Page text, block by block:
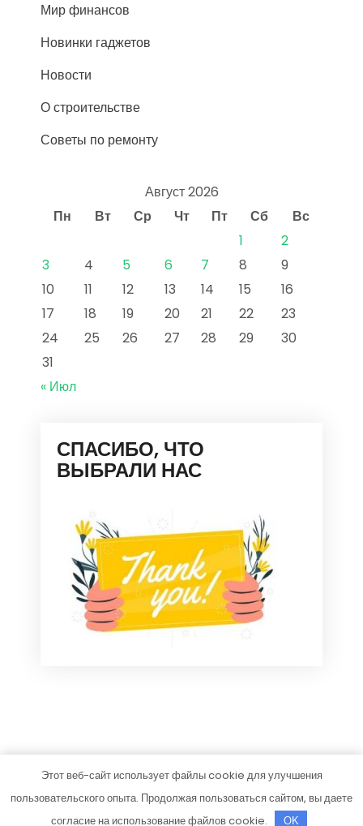
Мир финансов
Новинки гаджетов
Новости
О строительстве
Советы по ремонту
Август 2026
Пн
Вт Ср Чт Пт Сб
Вс
1
2
3
4 5 6 7 8
9
10
11 12 13 14 15
16
17
18 19 20 21 22
23
24
25 26 27 28 29
30
31
« Июл
СПАСИБО, ЧТО
ВЫБРАЛИ НАС
mjdom.ru
Тема от Grace Themes
Этот веб-сайт использует файлы cookie для улучшения
пользовательского опыта. Продолжая пользоваться сайтом, вы даете
согласие на использование файлов cookie.
OK